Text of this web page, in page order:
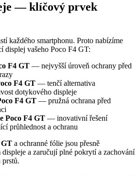
— klíčový prvek
každého smartphonu. Proto nabízíme
displej vašeho Poco F4 GT:
F4 GT — nejvyšší úroveň ochrany před
F4 GT — tenčí alternativa
dotykového displeje
F4 GT — pružná ochrana před
Poco F4 GT — inovativní řešení
průhlednost a ochranu
GT a ochranné fólie jsou přesně
a zaručují plné pokrytí a zachování